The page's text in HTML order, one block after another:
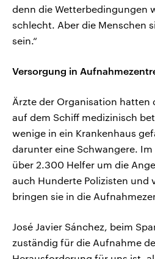
denn die Wetterbedingungen
schlecht. Aber die Menschen
sein.“
Versorgung in
Ärzte der Organisation hatten
auf dem Schiff medizinisch
wenige in ein Krankenhaus
darunter eine Schwangere.
über 2.300 Helfer um die
auch Hunderte Polizisten und
bringen sie in die
José Javier Sánchez, beim
zuständig für die Aufnahme